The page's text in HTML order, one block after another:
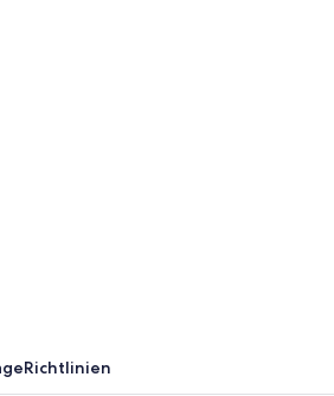
Richtlinien